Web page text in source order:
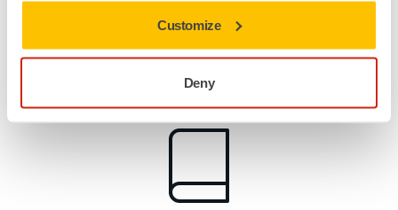
Customize
Deny
C'est ce qui a fait de nous le leader mondial du marché que
nous sommes aujourd'hui : un leader qui a les pieds sur